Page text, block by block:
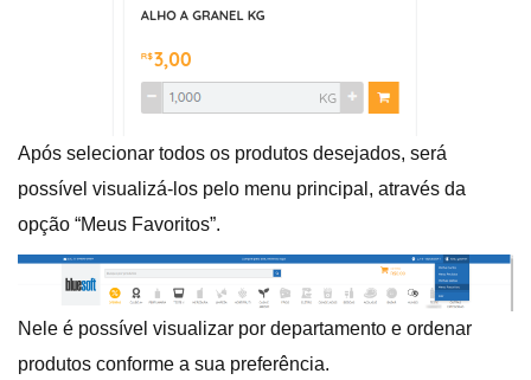
Após selecionar todos os produtos desejados, será
possível visualizá-los pelo menu principal, através da
opção “Meus Favoritos”.
Nele é possível visualizar por departamento e ordenar
produtos conforme a sua preferência.